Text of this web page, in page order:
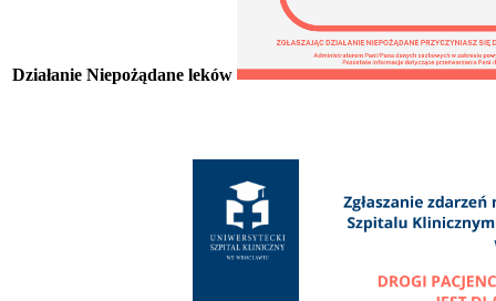
Działanie Niepożądane leków